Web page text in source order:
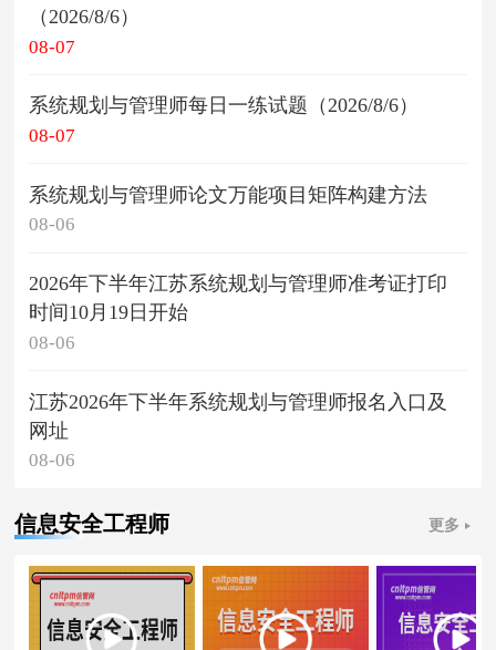
（2026/8/6）
08-07
系统规划与管理师每日一练试题（2026/8/6）
08-07
系统规划与管理师论文万能项目矩阵构建方法
08-06
2026年下半年江苏系统规划与管理师准考证打印
时间10月19日开始
08-06
江苏2026年下半年系统规划与管理师报名入口及
网址
08-06
信息安全工程师 更多